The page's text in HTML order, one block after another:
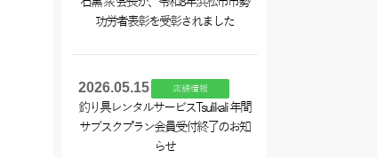
功労者表彰を受彰されました
2026.05.15 店舗情報
釣り具レンタルサービスTsulikali 年間
サブスクプラン会員受付終了のお知
らせ